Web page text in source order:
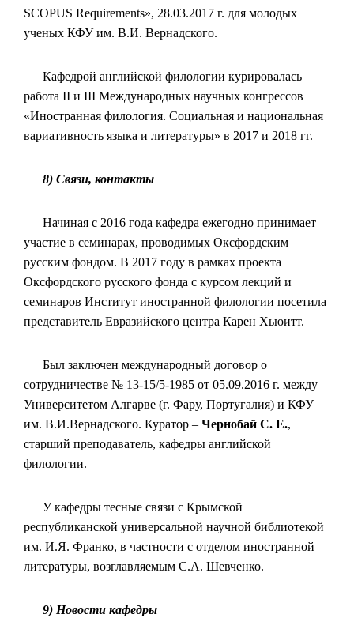
SCOPUS Requirements», 28.03.2017 г. для молодых
ученых КФУ им. В.И. Вернадского.
Кафедрой английской филологии курировалась
работа II и III Международных научных конгрессов
«Иностранная филология. Социальная и национальная
вариативность языка и литературы» в 2017 и 2018 гг.
8) Связи, контакты
Начиная с 2016 года кафедра ежегодно принимает
участие в семинарах, проводимых Оксфордским
русским фондом. В 2017 году в рамках проекта
Оксфордского русского фонда с курсом лекций и
семинаров Институт иностранной филологии посетила
представитель Евразийского центра Карен Хьюитт.
Был заключен международный договор о
сотрудничестве № 13-15/5-1985 от 05.09.2016 г. между
Университетом Алгарве (г. Фару, Португалия) и КФУ
им. В.И.Вернадского. Куратор – Чернобай С. Е.,
старший преподаватель, кафедры английской
филологии.
У кафедры тесные связи с Крымской
республиканской универсальной научной библиотекой
им. И.Я. Франко, в частности с отделом иностранной
литературы, возглавляемым С.А. Шевченко.
9) Новости кафедры